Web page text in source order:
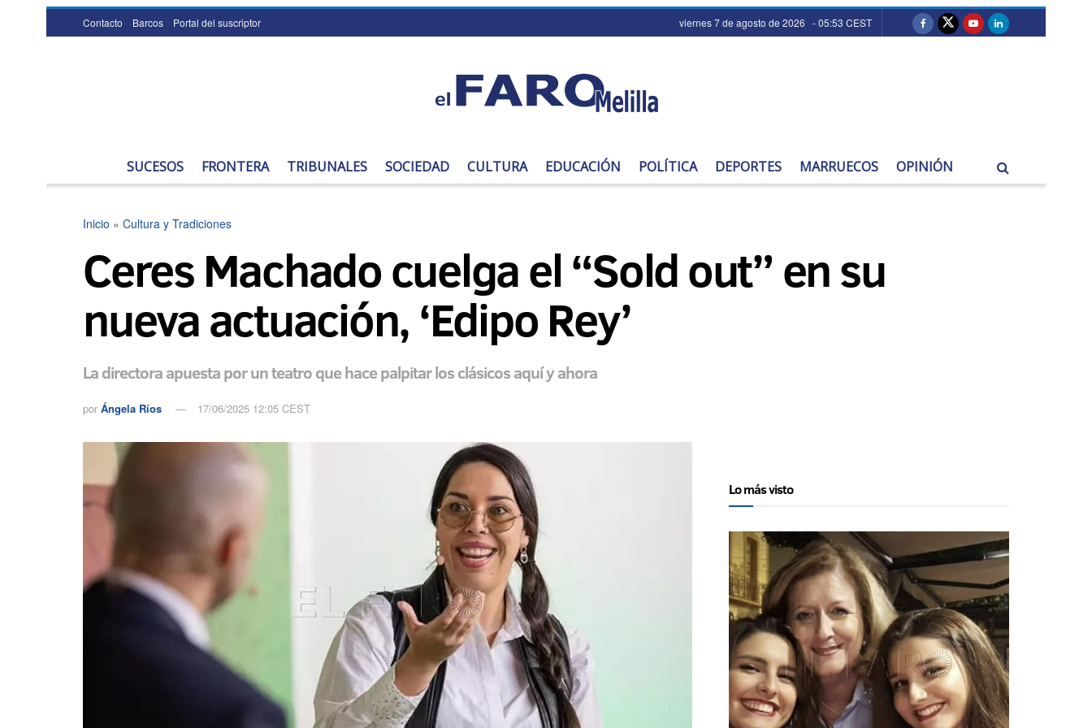
Contacto Barcos Portal del suscriptor viernes 7 de agosto de 2026 - 05:53 CEST
SUCESOS FRONTERA TRIBUNALES SOCIEDAD CULTURA EDUCACIÓN POLÍTICA DEPORTES MARRUECOS OPINIÓN
Inicio » Cultura y Tradiciones
Ceres Machado cuelga el “Sold out” en su
nueva actuación, ‘Edipo Rey’
La directora apuesta por un teatro que hace palpitar los clásicos aquí y ahora
por Ángela Ríos 17/06/2025 12:05 CEST
Lo más visto